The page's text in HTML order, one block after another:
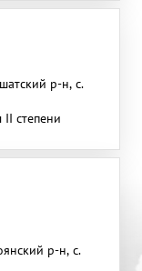
р-н, с.
степени
р-н, с.